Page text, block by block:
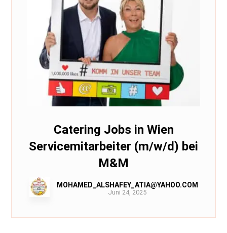
Catering Jobs in Wien
Servicemitarbeiter (m/w/d) bei
M&M
MOHAMED_ALSHAFEY_ATIA@YAHOO.COM
Juni 24, 2025